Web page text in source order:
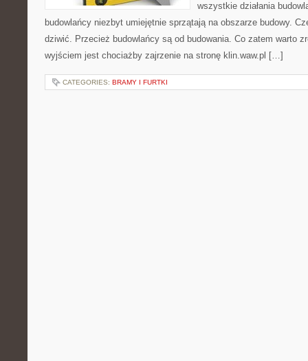
wszystkie działania
budowlańcy niezbyt umiejętnie sprzątają na obszarze budowy.
dziwić. Przecież budowlańcy są od budowania. Co zatem warto
wyjściem jest chociażby zajrzenie na stronę klin.waw.pl […]
CATEGORIES: BRAMY I FURTKI